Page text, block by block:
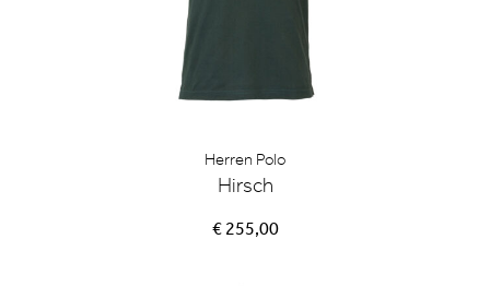
Herren Polo
Hirsch
€ 255,00